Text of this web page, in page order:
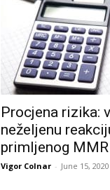
Procjena rizika:
neželjenu
primljenog
Vigor Colnar - June 15, 2020